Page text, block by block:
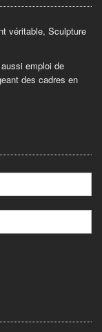
véritable, Sculpture
emploi de
des cadres en